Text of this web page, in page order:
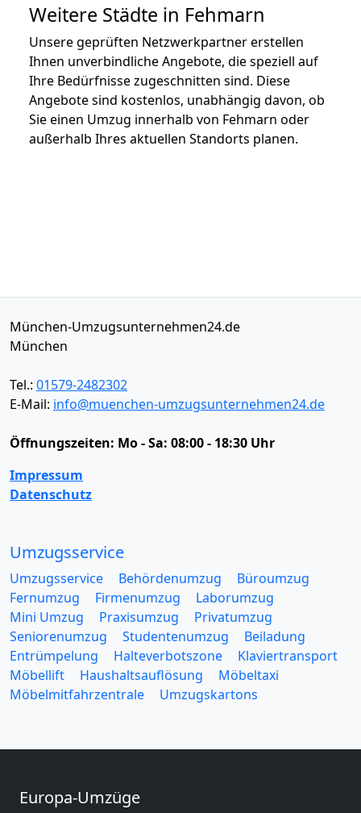
Weitere Städte in Fehmarn
Unsere geprüften Netzwerkpartner erstellen
Ihnen unverbindliche Angebote, die speziell auf
Ihre Bedürfnisse zugeschnitten sind. Diese
Angebote sind kostenlos, unabhängig davon, ob
Sie einen Umzug innerhalb von Fehmarn oder
außerhalb Ihres aktuellen Standorts planen.
München-Umzugsunternehmen24.de
München
Tel.: 01579-2482302
E-Mail: info@muenchen-umzugsunternehmen24.de
Öffnungszeiten: Mo - Sa: 08:00 - 18:30 Uhr
Impressum
Datenschutz
Umzugsservice
Umzugsservice Behördenumzug
Büroumzug
Fernumzug
Firmenumzug
Laborumzug
Mini Umzug
Praxisumzug
Privatumzug
Seniorenumzug
Studentenumzug
Beiladung
Entrümpelung
Halteverbotszone
Klaviertransport
Möbellift
Haushaltsauflösung
Möbeltaxi
Möbelmitfahrzentrale
Umzugskartons
Europa-Umzüge